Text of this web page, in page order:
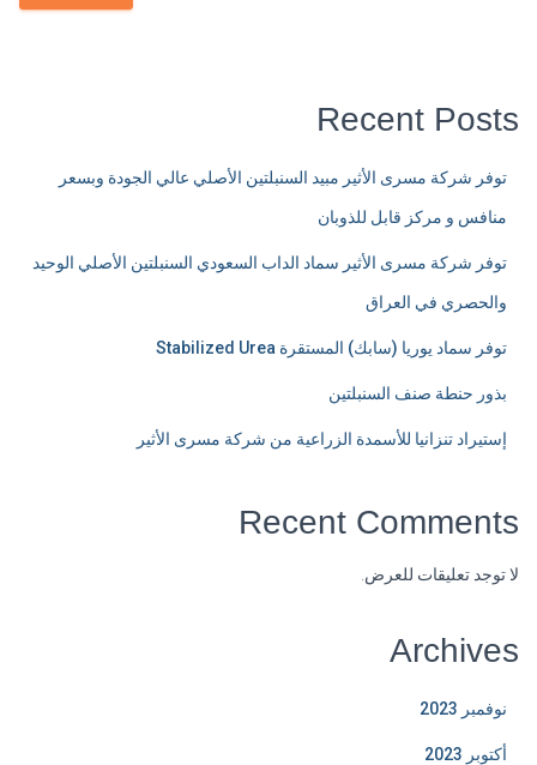
Recent Posts
توفر شركة مسرى الأثير مبيد السنبلتين الأصلي عالي الجودة وبسعر
منافس و مركز قابل للذوبان
توفر شركة مسرى الأثير سماد الداب السعودي السنبلتين الأصلي الوحيد
والحصري في العراق
توفر سماد يوريا (سابك) المستقرة Stabilized Urea
بذور حنطة صنف السنبلتين
إستيراد تنزانيا للأسمدة الزراعية من شركة مسرى الأثير
Recent Comments
لا توجد تعليقات للعرض.
Archives
نوفمبر 2023
أكتوبر 2023